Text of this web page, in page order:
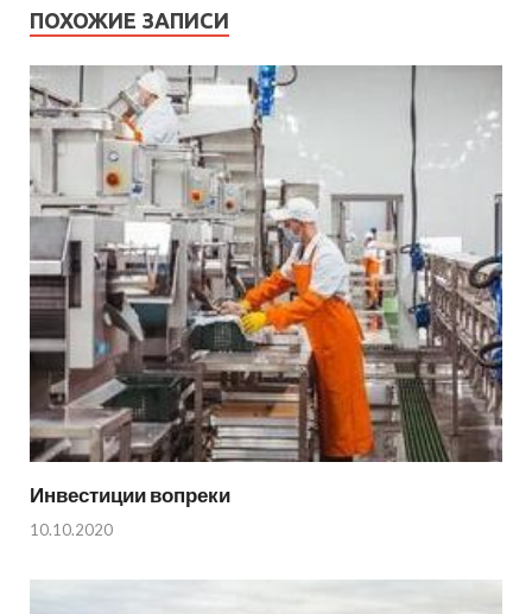
ПОХОЖИЕ ЗАПИСИ
Инвестиции вопреки
10.10.2020